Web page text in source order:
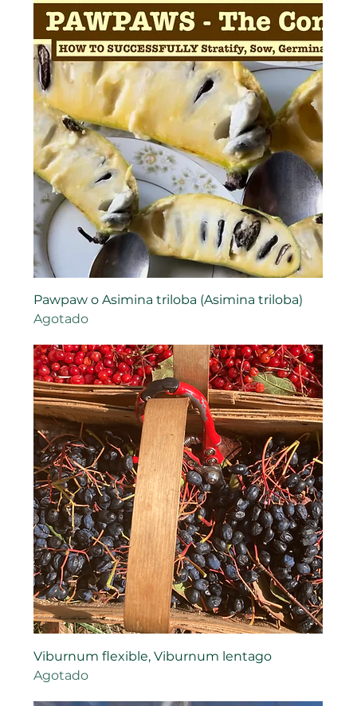
Pawpaw o Asimina triloba (Asimina triloba)
Agotado
Viburnum flexible, Viburnum lentago
Agotado